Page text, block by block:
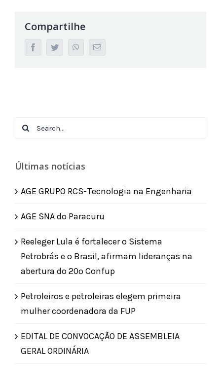
Compartilhe
facebooktwitter whatsappEmail
Search
Últimas notícias
AGE GRUPO RCS-Tecnologia na Engenharia
AGE SNA do Paracuru
Reeleger Lula é fortalecer o Sistema
Petrobrás e o Brasil, afirmam lideranças na
abertura do 20º Confup
Petroleiros e petroleiras elegem primeira
mulher coordenadora da FUP
EDITAL DE CONVOCAÇÃO DE ASSEMBLEIA
GERAL ORDINÁRIA